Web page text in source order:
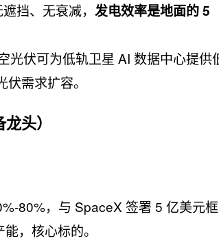
挡、无衰减， 发电效率是地面的 5
光伏可为低轨卫星 AI 数据中心提供
需求扩容。
头）
80%，与 SpaceX 签署 5 亿美元
，核心标的。